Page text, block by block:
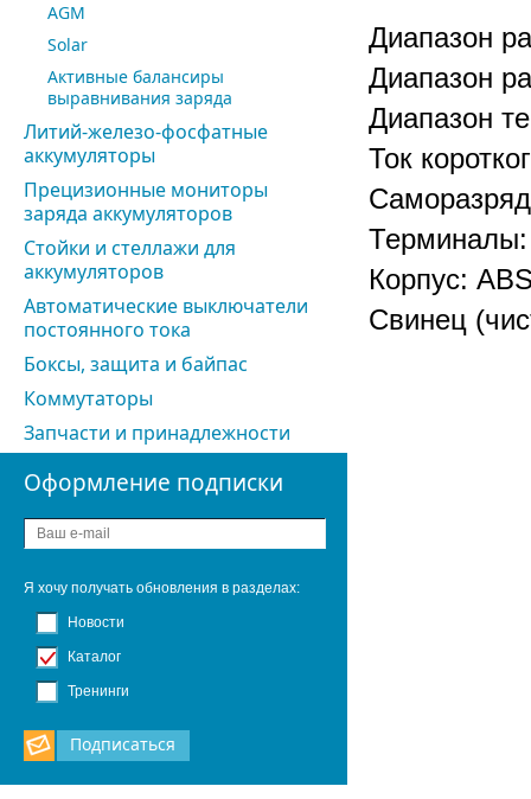
AGM
Solar
Активные балансиры
выравнивания заряда
Литий-железо-фосфатные
аккумуляторы
Прецизионные мониторы
заряда аккумуляторов
Стойки и стеллажи для
аккумуляторов
Автоматические выключатели
постоянного тока
Боксы, защита и байпас
Коммутаторы
Запчасти и принадлежности
Оформление подписки
Я хочу получать обновления в разделах:
Новости
Каталог
Тренинги
Подписаться
Диапазон
Диапазон
Диапазон
Ток
Корпус:
Свинец